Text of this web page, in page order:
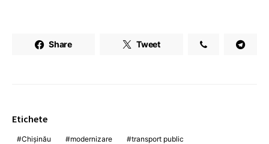
Share Tweet
Etichete
Chișinău modernizare transport public